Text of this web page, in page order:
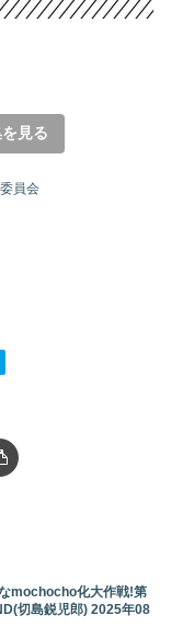
見る
員会
mochocho化大作戦!第
切島鋭児郎) 2025年08